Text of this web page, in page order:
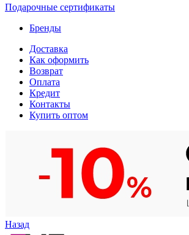
Подарочные сертификаты
Бренды
Доставка
Как оформить
Возврат
Оплата
Кредит
Контакты
Купить оптом
Назад